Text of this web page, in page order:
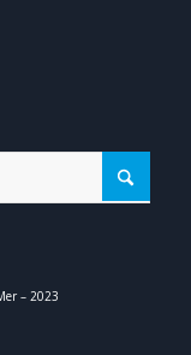
– 2023